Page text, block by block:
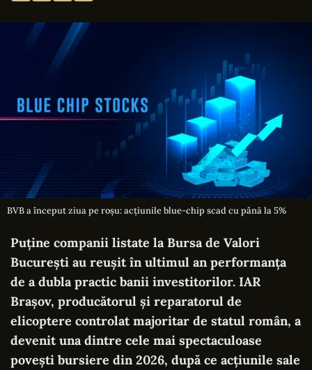
BVB a început ziua pe roşu: acţiunile blue-chip scad cu până la 5%
Puține companii listate la Bursa de Valori
București au reușit în ultimul an performanța
de a dubla practic banii investitorilor. IAR
Brașov, producătorul și reparatorul de
elicoptere controlat majoritar de statul român, a
devenit una dintre cele mai spectaculoase
povești bursiere din 2026, după ce acțiunile sale